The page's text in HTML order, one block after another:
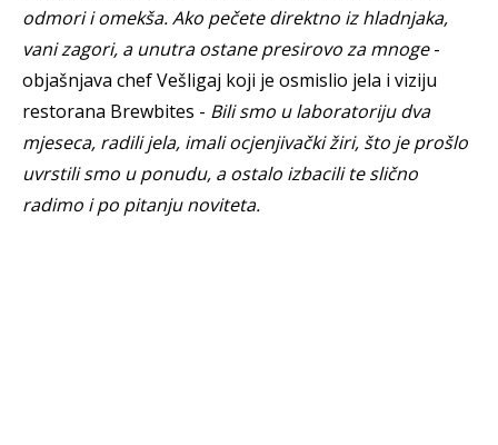
odmori i omekša. Ako pečete direktno iz hladnjaka,
vani zagori, a unutra ostane presirovo za mnoge-
objašnjava chef Vešligaj koji je osmislio jela i viziju
restorana Brewbites - Bili smo u laboratoriju dva
mjeseca, radili jela, imali ocjenjivački žiri, što je prošlo
uvrstili smo u ponudu, a ostalo izbacili te slično
radimo i po pitanju noviteta.